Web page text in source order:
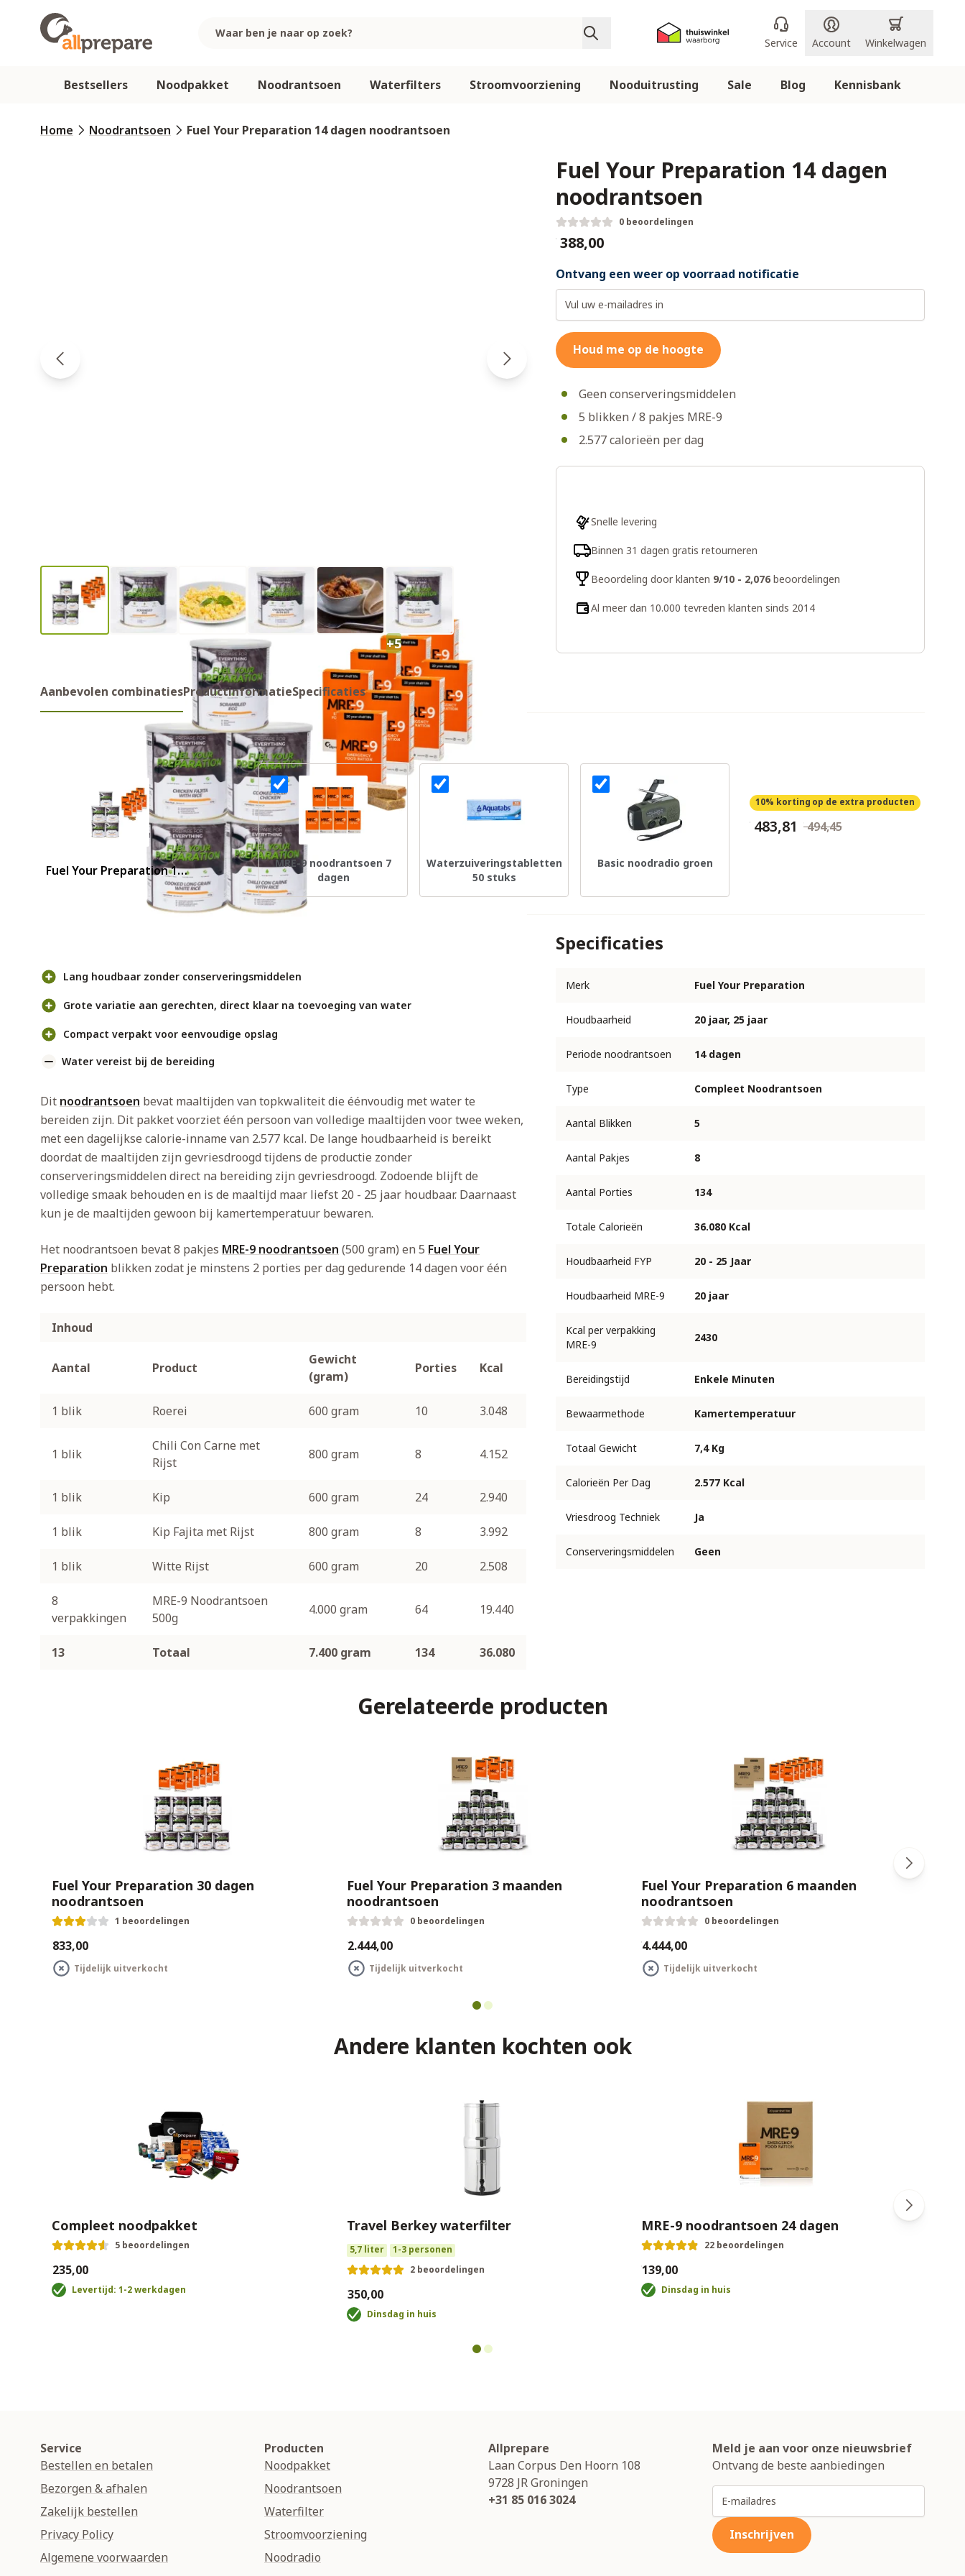
Bestsellers Noodpakket Noodrantsoen Waterfilters Stroomvoorziening Nooduitrusting Sale Blog Kennisbank
Service Account Winkelwagen
Home Noodrantsoen Fuel Your Preparation 14 dagen noodrantsoen
+5
Fuel Your Preparation 14 dagen
noodrantsoen
0 beoordelingen
€ 388,00
Ontvang een weer op voorraad notificatie
Houd me op de hoogte
Geen conserveringsmiddelen
5 blikken / 8 pakjes MRE-9
2.577 calorieën per dag
Snelle levering
Binnen 31 dagen gratis retourneren
Beoordeling door klanten 9/10 - 2,076beoordelingen
Al meer dan 10.000 tevreden klanten sinds 2014
Aanbevolen combinatiesProductinformatieSpecificaties
Aanbevolen combinaties
Fuel Your Preparation 14
dagen noodrantsoen
MRE-9 noodrantsoen 7
dagen
Waterzuiveringstabletten
50 stuks
Basic noodradio groen
10% korting op de extra producten
€ 483,81 € 494,45
Lang houdbaar zonder conserveringsmiddelen
Grote variatie aan gerechten, direct klaar na toevoeging van water
Compact verpakt voor eenvoudige opslag
Water vereist bij de bereiding
Dit noodrantsoen bevat maaltijden van topkwaliteit die éénvoudig met water te
bereiden zijn. Dit pakket voorziet één persoon van volledige maaltijden voor twee weken,
met een dagelijkse calorie-inname van 2.577 kcal. De lange houdbaarheid is bereikt
doordat de maaltijden zijn gevriesdroogd tijdens de productie zonder
conserveringsmiddelen direct na bereiding zijn gevriesdroogd. Zodoende blijft de
volledige smaak behouden en is de maaltijd maar liefst 20 - 25 jaar houdbaar. Daarnaast
kun je de maaltijden gewoon bij kamertemperatuur bewaren.
Het noodrantsoen bevat 8 pakjes MRE-9 noodrantsoen (500 gram) en 5 Fuel Your
Preparation blikken zodat je minstens 2 porties per dag gedurende 14 dagen voor één
persoon hebt.
Inhoud
Aantal Product
Gewicht
(gram)
Porties Kcal
1 blik Roerei 600 gram 10 3.048
1 blik
Chili Con Carne met
Rijst
800 gram 8 4.152
1 blik Kip 600 gram 24 2.940
1 blik Kip Fajita met Rijst 800 gram 8 3.992
1 blik Witte Rijst 600 gram 20 2.508
8
verpakkingen
MRE-9 Noodrantsoen
500g
4.000 gram 64 19.440
13 Totaal 7.400 gram 134 36.080
Specificaties
Merk Fuel Your Preparation
Houdbaarheid 20 jaar, 25 jaar
Periode noodrantsoen 14 dagen
Type Compleet Noodrantsoen
Aantal Blikken 5
Aantal Pakjes 8
Aantal Porties 134
Totale Calorieën 36.080 Kcal
Houdbaarheid FYP 20 - 25 Jaar
Houdbaarheid MRE-9 20 jaar
Kcal per verpakking
MRE-9
2430
Bereidingstijd Enkele Minuten
Bewaarmethode Kamertemperatuur
Totaal Gewicht 7,4 Kg
Calorieën Per Dag 2.577 Kcal
Vriesdroog Techniek Ja
Conserveringsmiddelen Geen
Gerelateerde producten
Fuel Your Preparation 30 dagen
noodrantsoen
1 beoordelingen
€833,00
Tijdelijk uitverkocht
Fuel Your Preparation 3 maanden
noodrantsoen
0 beoordelingen
€2.444,00
Tijdelijk uitverkocht
Fuel Your Preparation 6 maanden
noodrantsoen
0 beoordelingen
€4.444,00
Tijdelijk uitverkocht
Andere klanten kochten ook
Compleet noodpakket
5 beoordelingen
€235,00
Levertijd: 1-2 werkdagen
Travel Berkey waterfilter
5,7 liter
1-3 personen
2 beoordelingen
€350,00
Dinsdag in huis
MRE-9 noodrantsoen 24 dagen
22 beoordelingen
€139,00
Dinsdag in huis
Service
Bestellen en betalen
Bezorgen & afhalen
Zakelijk bestellen
Privacy Policy
Algemene voorwaarden
Producten
Noodpakket
Noodrantsoen
Waterfilter
Stroomvoorziening
Noodradio
Allprepare
Laan Corpus Den Hoorn 108
9728 JRGroningen
+31 85 016 3024
Meld je aan voor onze nieuwsbrief
Ontvang de beste aanbiedingen
E-mailadres
Inschrijven